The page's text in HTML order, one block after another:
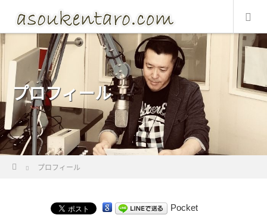
プロフィール
Home
プロフィール
Pocket